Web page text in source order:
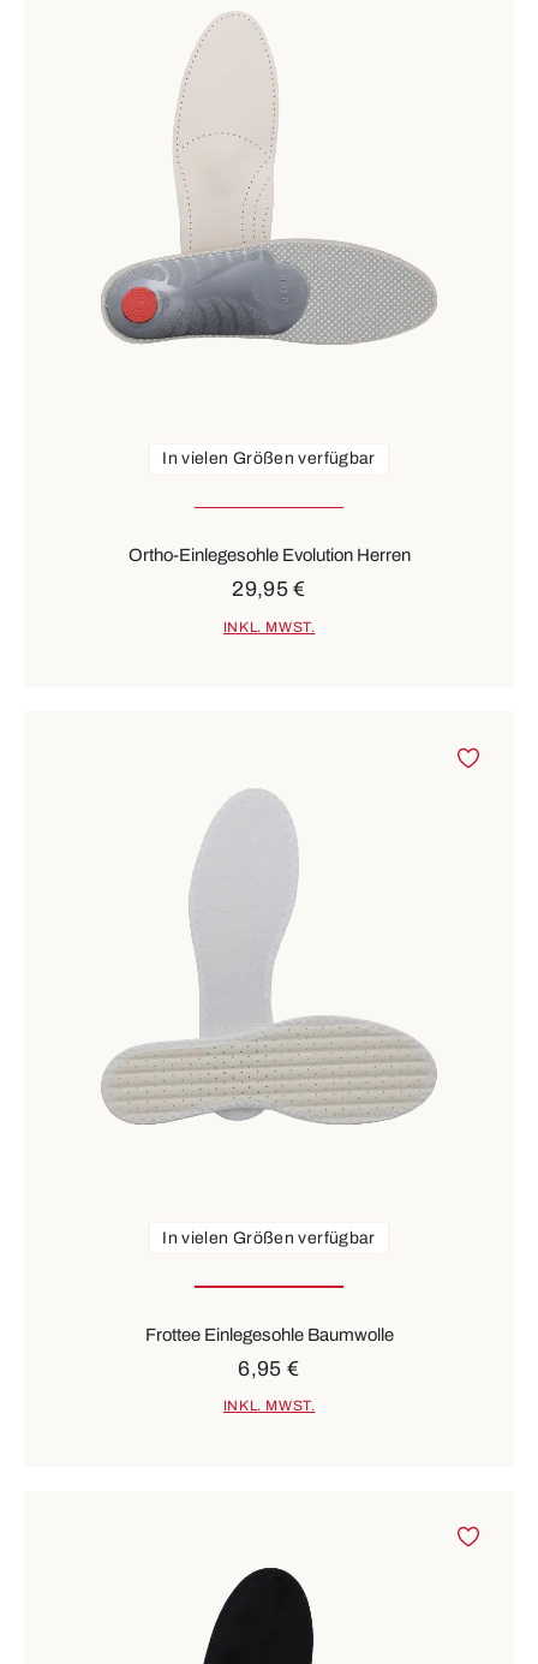
In vielen Größen verfügbar
Ortho-Einlegesohle Evolution Herren
29,95 €
INKL. MWST.
In vielen Größen verfügbar
Frottee Einlegesohle Baumwolle
6,95 €
INKL. MWST.